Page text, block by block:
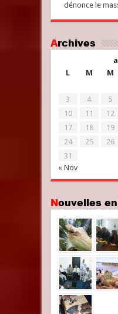
dénonce le
Archives
L
M M
« Nov
3
4 5
10
11 12
17
18 19
24
25 26
31
Nouvelles